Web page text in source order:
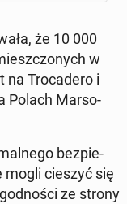
że 10 000
w
na Tro­ca­de­ro i
Polach Mar­so­
bez­pie­
mogli cieszyć się
ze strony